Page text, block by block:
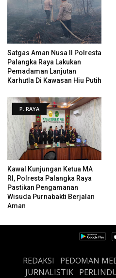
Satgas Aman Nusa II Polresta
Palangka Raya Lakukan
Pemadaman Lanjutan
Karhutla Di Kawasan Hiu Putih
P. RAYA
Kawal Kunjungan Ketua MA
RI, Polresta Palangka Raya
Pastikan Pengamanan
Wisuda Purnabakti Berjalan
Aman
REDAKSI PEDOMAN
JURNALISTIK